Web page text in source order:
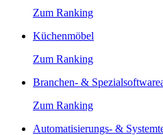
Zum Ranking
Küchenmöbel
Zum Ranking
Branchen- &
Zum Ranking
Automatisierungs- &